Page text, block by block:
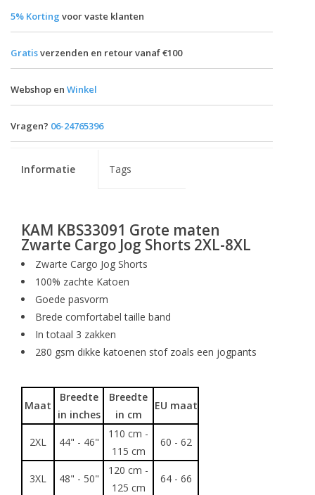
5% Korting voor vaste klanten
Gratisverzenden en retour vanaf €100
Webshop en Winkel
Vragen? 06-24765396
Informatie Tags
KAM KBS33091 Grote maten
Zwarte Cargo Jog Shorts 2XL-8XL
Zwarte Cargo Jog Shorts
100% zachte Katoen
Goede pasvorm
Brede comfortabel taille band
In totaal 3 zakken
280 gsm dikke katoenen stof zoals een jogpants
Maat
Breedte
in inches
Breedte
in cm
EU maat
2XL 44" - 46"
110 cm -
115 cm
60 - 62
3XL 48" - 50"
120 cm -
125 cm
64 - 66